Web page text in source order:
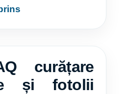
curățare
și fotolii